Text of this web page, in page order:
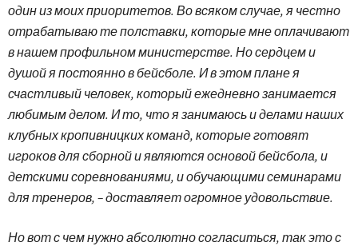
один из моих приоритетов. Во всяком случае, я честно
отрабатываю те полставки, которые мне оплачивают
в нашем профильном министерстве. Но сердцем и
душой я постоянно в бейсболе. И в этом плане я
счастливый человек, который ежедневно занимается
любимым делом. И то, что я занимаюсь и делами наших
клубных кропивницких команд, которые готовят
игроков для сборной и являются основой бейсбола, и
детскими соревнованиями, и обучающими семинарами
для тренеров, – доставляет огромное удовольствие.
Но вот с чем нужно абсолютно согласиться, так это с